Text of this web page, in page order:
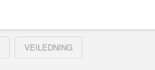
VEILEDNING